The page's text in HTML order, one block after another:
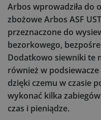
Arbos wprowadziła do
zbożowe Arbos ASF
przeznaczone do
bezorkowego,
Dodatkowo siewniki te
również w
dzięki czemu w czasie
wykonać kilka
czas i pieniądze.